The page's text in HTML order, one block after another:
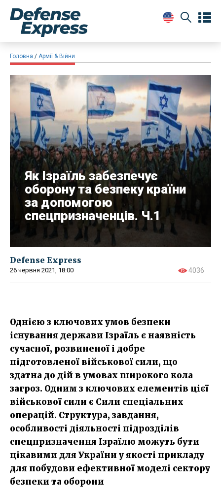
Головна Армії & Війни
Як Ізраїль забезпечує
оборону та безпеку країни
за допомогою
спецпризначенців. Ч.1
Defense Express
26 червня 2021, 18:00 4036
Однією з ключових умов безпеки
існування держави Ізраїль є наявність
сучасної, розвиненої і добре
підготовленої військової сили, що
здатна до дій в умовах широкого кола
загроз. Одним з ключових елементів цієї
військової сили є Сили спеціальних
операцій. Структура, завдання,
особливості діяльності підрозділів
спецпризначення Ізраїлю можуть бути
цікавими для України у якості прикладу
для побудови ефективної моделі сектору
безпеки та оборони